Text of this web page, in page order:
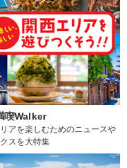
喫Walker
アを楽しむためのニュースや
クスを大特集